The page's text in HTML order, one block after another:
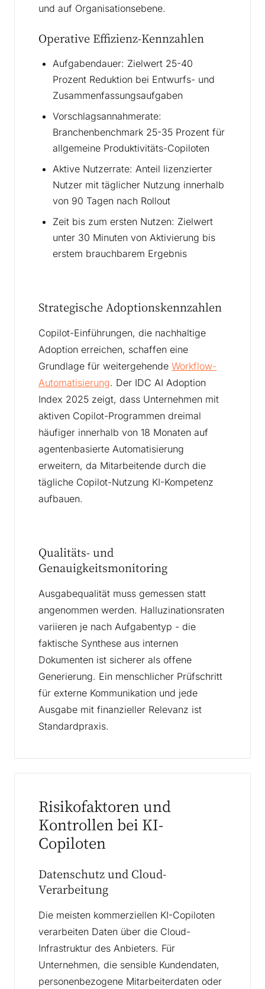
und auf Organisationsebene.
Operative Effizienz-Kennzahlen
Aufgabendauer: Zielwert 25-40
Prozent Reduktion bei Entwurfs- und
Zusammenfassungsaufgaben
Vorschlagsannahmerate:
Branchenbenchmark 25-35 Prozent für
allgemeine Produktivitäts-Copiloten
Aktive Nutzerrate: Anteil lizenzierter
Nutzer mit täglicher Nutzung innerhalb
von 90 Tagen nach Rollout
Zeit bis zum ersten Nutzen: Zielwert
unter 30 Minuten von Aktivierung bis
erstem brauchbarem Ergebnis
Strategische Adoptionskennzahlen
Copilot-Einführungen, die nachhaltige
Adoption erreichen, schaffen eine
Grundlage für weitergehende Workflow-
Automatisierung. Der IDC AI Adoption
Index 2025 zeigt, dass Unternehmen mit
aktiven Copilot-Programmen dreimal
häufiger innerhalb von 18 Monaten auf
agentenbasierte Automatisierung
erweitern, da Mitarbeitende durch die
tägliche Copilot-Nutzung KI-Kompetenz
aufbauen.
Qualitäts- und
Genauigkeitsmonitoring
Ausgabequalität muss gemessen statt
angenommen werden. Halluzinationsraten
variieren je nach Aufgabentyp - die
faktische Synthese aus internen
Dokumenten ist sicherer als offene
Generierung. Ein menschlicher Prüfschritt
für externe Kommunikation und jede
Ausgabe mit finanzieller Relevanz ist
Standardpraxis.
Risikofaktoren und
Kontrollen bei KI-
Copiloten
Datenschutz und Cloud-
Verarbeitung
Die meisten kommerziellen KI-Copiloten
verarbeiten Daten über die Cloud-
Infrastruktur des Anbieters. Für
Unternehmen, die sensible Kundendaten,
personenbezogene Mitarbeiterdaten oder